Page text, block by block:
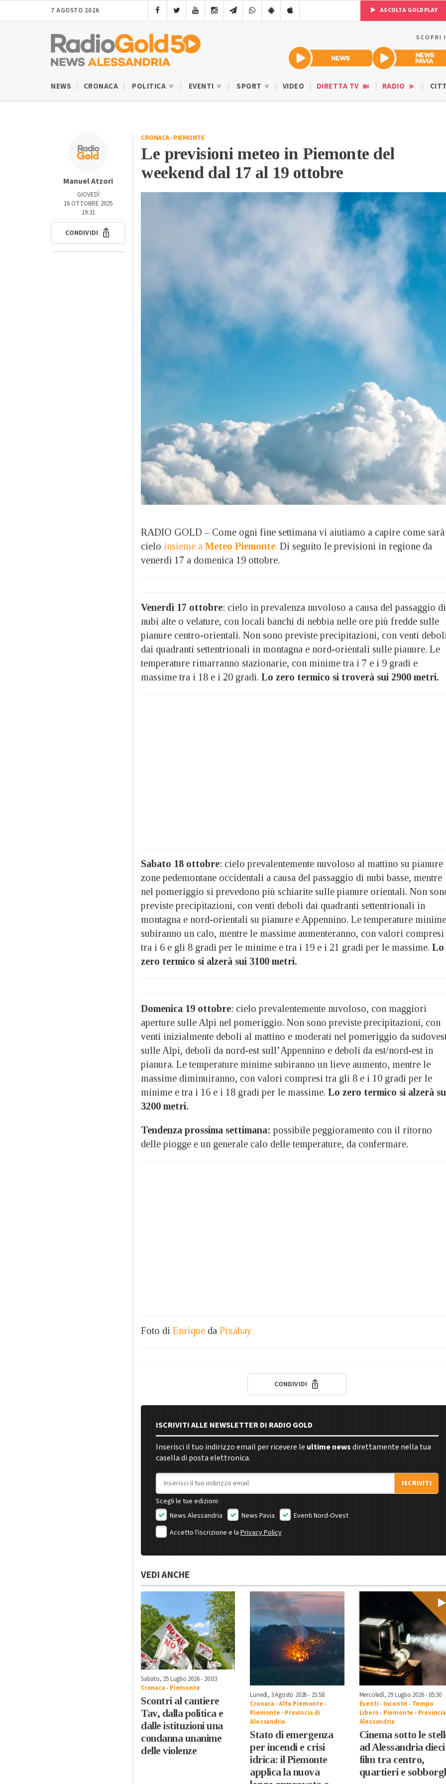
7 AGOSTO 2026 ASCOLTA GOLDPLAY
SCOPRI
NEWS CRONACA POLITICA EVENTI SPORT VIDEO DIRETTA TV RADIO
Manuel Atzori
GIOVEDÌ
16 OTTOBRE 2025
19:31
CONDIVIDI
CRONACA-PIEMONTE
Le previsioni meteo in Piemonte del
weekend dal 17 al 19 ottobre
RADIO GOLD – Come ogni fine settimana vi aiutiamo a capire come
cielo insieme a Meteo Piemonte. Di seguito le previsioni in regione da
venerdì 17 a domenica 19 ottobre.
Venerdì 17 ottobre: cielo in prevalenza nuvoloso a causa del passaggio di
nubi alte o velature, con locali banchi di nebbia nelle ore più fredde sulle
pianure centro-orientali. Non sono previste precipitazioni, con venti
dai quadranti settentrionali in montagna e nord-orientali sulle pianure. Le
temperature rimarranno stazionarie, con minime tra i 7 e i 9 gradi e
massime tra i 18 e i 20 gradi. Lo zero termico si troverà sui 2900 metri.
Sabato 18 ottobre: cielo prevalentemente nuvoloso al mattino su pianure
zone pedemontane occidentali a causa del passaggio di nubi basse, mentre
nel pomeriggio si prevedono più schiarite sulle pianure orientali. Non
previste precipitazioni, con venti deboli dai quadranti settentrionali in
montagna e nord-orientali su pianure e Appennino. Le temperature minime
subiranno un calo, mentre le massime aumenteranno, con valori compresi
tra i 6 e gli 8 gradi per le minime e tra i 19 e i 21 gradi per le massime. Lo
zero termico si alzerà sui 3100 metri.
Domenica 19 ottobre: cielo prevalentemente nuvoloso, con maggiori
aperture sulle Alpi nel pomeriggio. Non sono previste precipitazioni, con
venti inizialmente deboli al mattino e moderati nel pomeriggio da
sulle Alpi, deboli da nord-est sull’Appennino e deboli da est/nord-est in
pianura. Le temperature minime subiranno un lieve aumento, mentre le
massime diminuiranno, con valori compresi tra gli 8 e i 10 gradi per le
minime e tra i 16 e i 18 gradi per le massime. Lo zero termico si alzerà
3200 metri.
Tendenza prossima settimana: possibile peggioramento con il ritorno
delle piogge e un generale calo delle temperature, da confermare.
Foto di Enrique da Pixabay
CONDIVIDI
ISCRIVITI ALLE NEWSLETTER DI RADIO GOLD
Inserisci il tuo indirizzo email per ricevere le ultime newsdirettamente nella tua
casella di posta elettronica.
Indirizzo email
ISCRIVITI
Scegli le tue edizioni:
News Alessandria
News Pavia
Eventi Nord-Ovest
Accetto l'iscrizione e la Privacy Policy
VEDI ANCHE
Sabato, 25 Luglio 2026 - 20:03
Cronaca- Piemonte
Scontri al cantiere
Tav, dalla politica e
dalle istituzioni una
condanna unanime
delle violenze
Lunedì, 3 Agosto 2026 - 15:58
Cronaca -Alto Piemonte -
Piemonte -Provincia di
Alessandria
Stato di emergenza
per incendi e crisi
idrica: il Piemonte
applica la nuova
Mercoledì, 29 Luglio 2026 - 05:30
Eventi- Incontri - Tempo
Libero- Piemonte -
Alessandria
Cinema sotto le
ad Alessandria dieci
film tra centro,
quartieri e